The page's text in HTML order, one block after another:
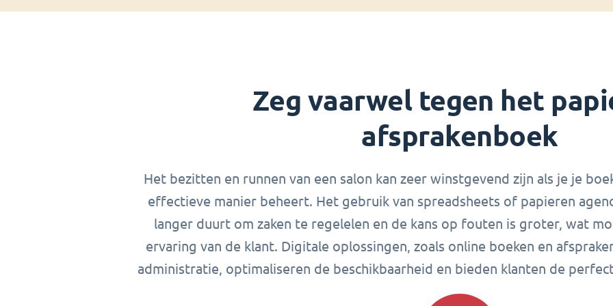
Zeg vaarwel tegen het
afsprakenboek
Het bezitten en runnen van een salon kan zeer winstgevend zijn als je je
effectieve manier beheert. Het gebruik van spreadsheets of papieren
langer duurt om zaken te regelelen en de kans op fouten is groter, wat
ervaring van de klant. Digitale oplossingen, zoals online boeken en
administratie, optimaliseren de beschikbaarheid en bieden klanten de